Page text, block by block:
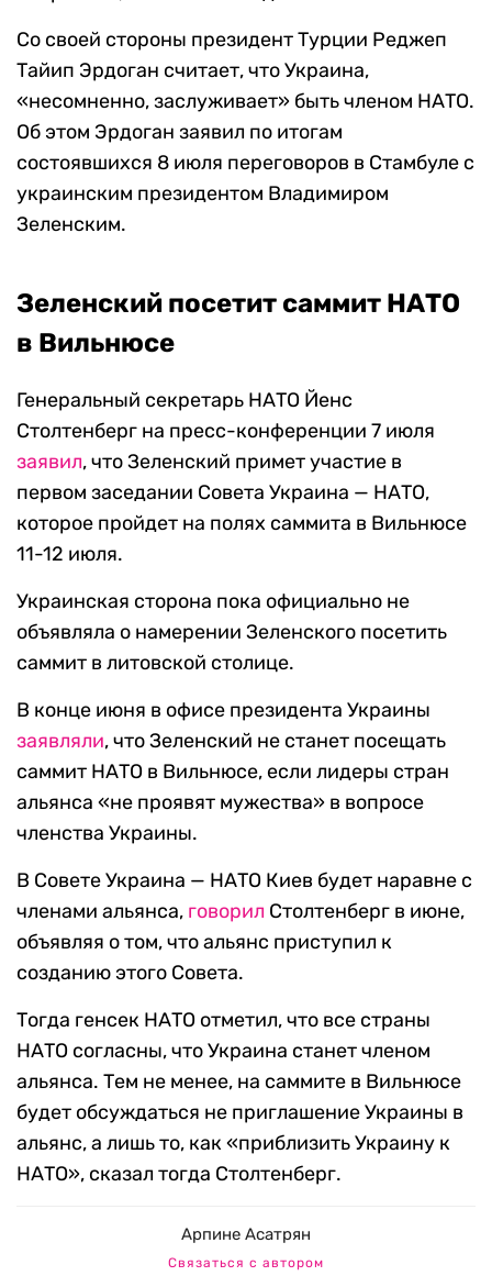
Со своей стороны президент Турции Реджеп
Тайип Эрдоган считает, что Украина,
«несомненно, заслуживает» быть членом НАТО.
Об этом Эрдоган заявил по итогам
состоявшихся 8 июля переговоров в Стамбуле с
украинским президентом Владимиром
Зеленским.
Зеленский посетит саммит НАТО
в Вильнюсе
Генеральный секретарь НАТО Йенс
Столтенберг на пресс-конференции 7 июля
заявил, что Зеленский примет участие в
первом заседании Совета Украина — НАТО,
которое пройдет на полях саммита в Вильнюсе
11-12 июля.
Украинская сторона пока официально не
объявляла о намерении Зеленского посетить
саммит в литовской столице.
В конце июня в офисе президента Украины
заявляли, что Зеленский не станет посещать
саммит НАТО в Вильнюсе, если лидеры стран
альянса «не проявят мужества» в вопросе
членства Украины.
В Совете Украина — НАТО Киев будет наравне с
членами альянса, говорил Столтенберг в июне,
объявляя о том, что альянс приступил к
созданию этого Совета.
Тогда генсек НАТО отметил, что все страны
НАТО согласны, что Украина станет членом
альянса. Тем не менее, на саммите в Вильнюсе
будет обсуждаться не приглашение Украины в
альянс, а лишь то, как «приблизить Украину к
НАТО», сказал тогда Столтенберг.
Арпине Асатрян
Связаться с автором